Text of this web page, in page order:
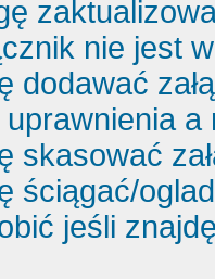
nie jest
dodawać
skasować
ściągać/
jeśli